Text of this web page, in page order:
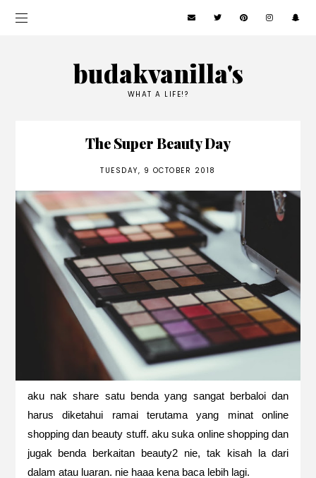
budakvanilla's
WHAT A LIFE!?
The Super Beauty Day
TUESDAY, 9 OCTOBER 2018
aku nak share satu benda yang sangat berbaloi dan
harus diketahui ramai terutama yang minat online
shopping dan beauty stuff. aku suka online shopping dan
jugak benda berkaitan beauty2 nie, tak kisah la dari
dalam atau luaran. nie haaa kena baca lebih lagi.